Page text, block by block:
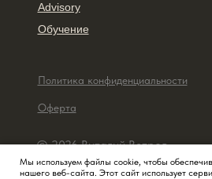
Обучение
Advisory
Оферта
Политика конфиденциальности
© 2026 Виталий Ветров
Мы используем файлы cookie, чтобы
нашего веб-сайта. Этот сайт использует